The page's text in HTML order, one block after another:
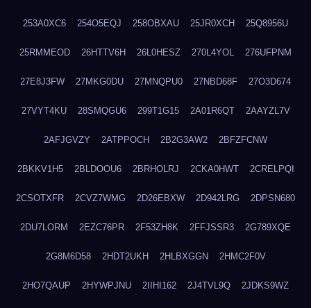
253A0XC6 254O5EQJ 258OBXAU 25JR0XCH 25Q8956U
25RMMEOD 26HTTV6H 26L0HESZ 270L4YOL 276UFPNM
27E8J3FW 27MKG0DU 27MNQPU0 27NBD68F 27O3D674
27VYT4KU 28SMQGU6 299T1G15 2A01R6QT 2AAYZL7V
2AFJGVZY 2ATPPOCH 2B2G3AW2 2BFZFCNW
2BKKV1H5 2BLDOOU6 2BRHOLRJ 2CKA0HWT 2CRELPQI
2CSOTXFR 2CVZ7WMG 2D26EBXW 2D942LRG 2DPSN680
2DU7LORM 2EZC76PR 2F53ZH8K 2FFJSSR3 2G789XQE
2G8M6D58 2HDT2UKH 2HLBXGGN 2HMC2F0V
2HO7QAUP 2HYWPJNU 2IIHI162 2J4TVL9Q 2JDKS9WZ